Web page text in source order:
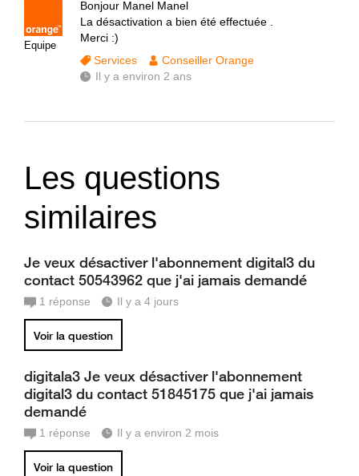
Equipe
Bonjour Manel Manel
La désactivation a bien été effectuée .
Merci :)
Services
Conseiller Orange
Il y a environ 2 ans
Les questions
similaires
Je veux désactiver l'abonnement digital3 du
contact 50543962 que j'ai jamais demandé
1 réponse Il y a 4 jours
Voir la question
digitala3 Je veux désactiver l'abonnement
digital3 du contact 51845175 que j'ai jamais
demandé
1 réponse Il y a environ 2 mois
Voir la question